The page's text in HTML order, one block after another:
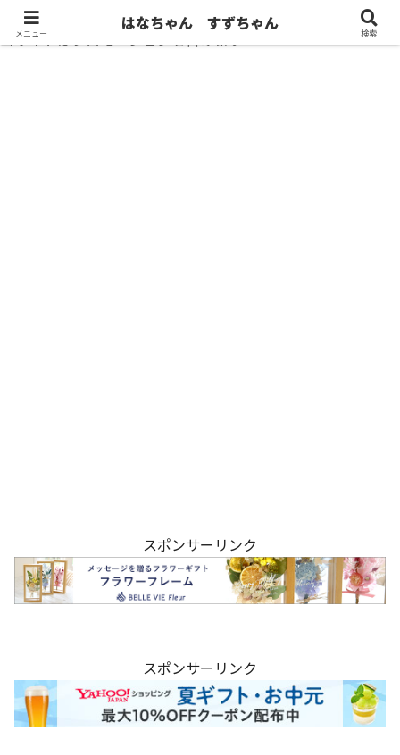
当サイトはプロモーションを含みます
スポンサーリンク
スポンサーリンク
メニュー
はなちゃん すずちゃん
検索